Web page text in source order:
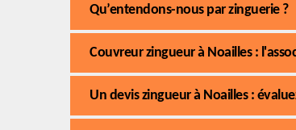
Qu’entendons-nous par zinguerie ?
Couvreur zingueur à Noailles :
Un devis zingueur à Noailles :